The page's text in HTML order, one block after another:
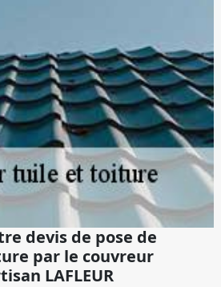
devis de pose de
par le couvreur
LAFLEUR